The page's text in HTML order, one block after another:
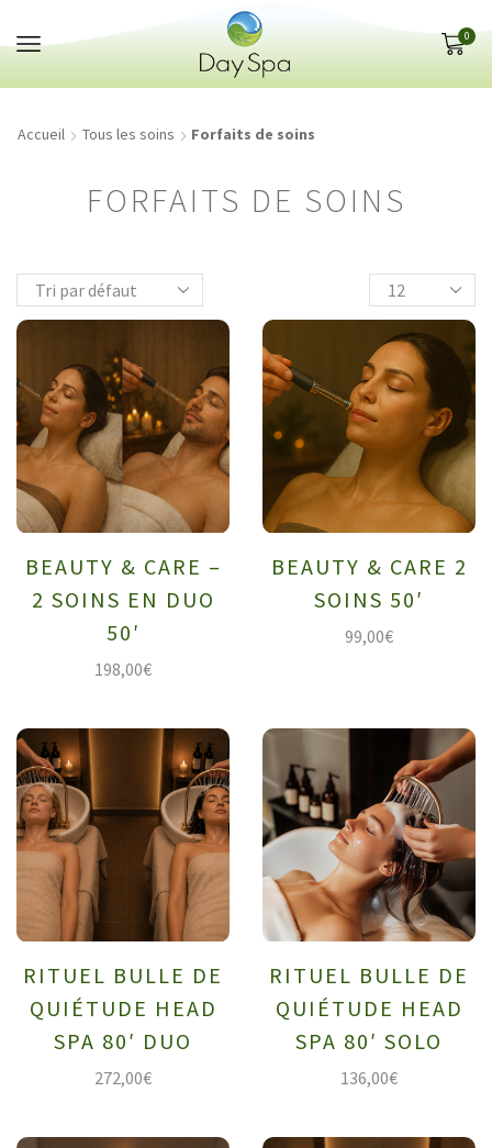
0
Accueil Tous les soins Forfaits de soins
FORFAITS DE SOINS
BEAUTY & CARE –
2 SOINS EN DUO
50′
198,00€
BEAUTY & CARE 2
SOINS 50′
99,00€
RITUEL BULLE DE
QUIÉTUDE HEAD
SPA 80′ DUO
272,00€
RITUEL BULLE DE
QUIÉTUDE HEAD
SPA 80′ SOLO
136,00€
Panneau de gestion des cookies